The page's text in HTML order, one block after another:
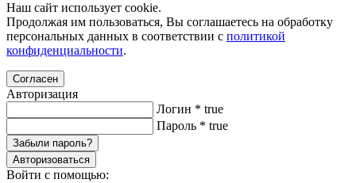
Наш сайт использует cookie.
Продолжая им пользоваться, Вы соглашаетесь на обработку
персональных данных в соответствии с политикой
конфиденциальности.
Согласен
Авторизация
Логин * true
Пароль * true
Забыли пароль?
Авторизоваться
Войти с помощью: